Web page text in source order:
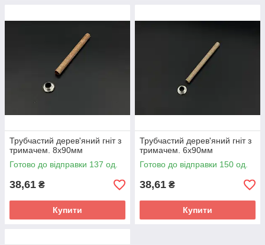
Трубчастий дерев'яний гніт з
тримачем. 8х90мм
Готово до відправки 137 од.
38,61 ₴
Купити
Трубчастий дерев'яний гніт з
тримачем. 6х90мм
Готово до відправки 150 од.
38,61 ₴
Купити